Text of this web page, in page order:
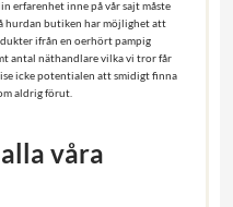
erfarenhet inne på vår sajt måste
hurdan butiken har möjlighet att
ifrån en oerhört pampig
antal näthandlare vilka vi tror får
icke potentialen att smidigt finna
aldrig förut.
våra